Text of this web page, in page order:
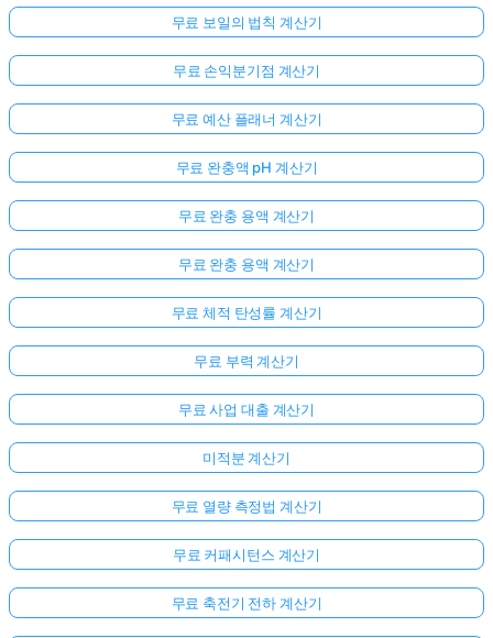
무료 보일의 법칙 계산기
무료 손익분기점 계산기
무료 예산 플래너 계산기
무료 완충액 pH 계산기
무료 완충 용액 계산기
무료 완충 용액 계산기
무료 체적 탄성률 계산기
무료 부력 계산기
무료 사업 대출 계산기
미적분 계산기
무료 열량 측정법 계산기
무료 커패시턴스 계산기
무료 축전기 전하 계산기